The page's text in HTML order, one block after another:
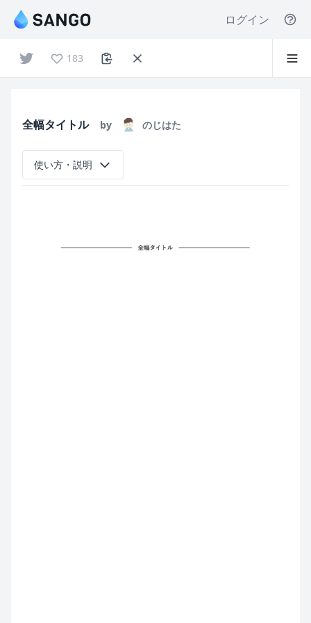
ログイン
183
全幅タイトル by のじはた
使い方・説明